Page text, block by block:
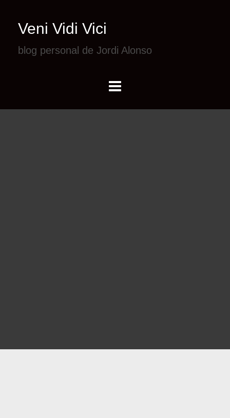
Veni Vidi Vici
blog personal de Jordi Alonso